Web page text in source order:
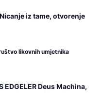
Nicanje iz tame, otvorenje
likovnih umjetnika
EDGELER Deus Machina,